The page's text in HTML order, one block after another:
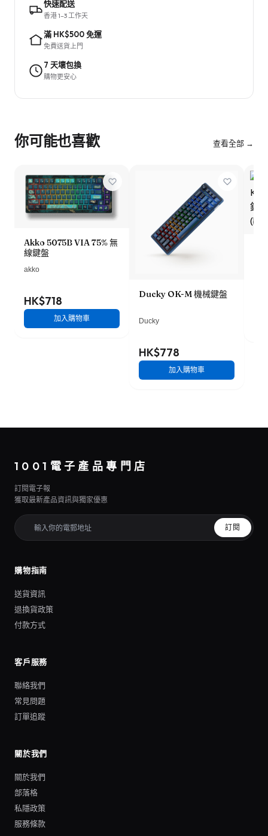
快速配送
香港 1–3 工作天
滿 HK$500 免運
免費送貨上門
7 天壞包換
購物更安心
你可能也喜歡 查看全部 →
Akko 5075B VIA 75% 無
線鍵盤
akko
HK$718
加入購物車
Ducky OK-M 機械鍵盤
Ducky
HK$778
加入購物車
1001電子產品專門店
訂閱電子報
獲取最新產品資訊與獨家優惠
訂閱
購物指南
送貨資訊
退換貨政策
付款方式
客戶服務
聯絡我們
常見問題
訂單追蹤
關於我們
關於我們
部落格
私隱政策
服務條款